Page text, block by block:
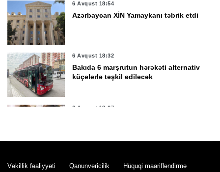
6 Avqust 18:54
Azərbaycan XİN Yamaykanı təbrik etdi
6 Avqust 18:32
Bakıda 6 marşrutun hərəkəti alternativ
küçələrlə təşkil ediləcək
6 Avqust 18:07
Vəkillik fəaliyyəti Qanunvericilik Hüquqi maarifləndirmə